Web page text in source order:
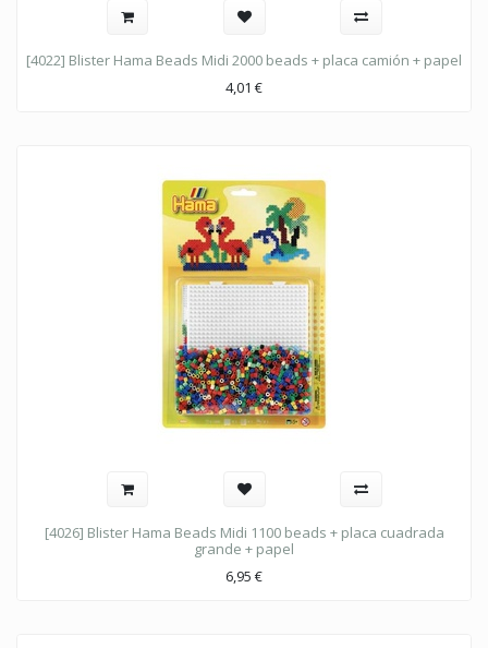
[4022] Blister Hama Beads Midi 2000 beads + placa camión + papel
4,01 €
[4026] Blister Hama Beads Midi 1100 beads + placa cuadrada
grande + papel
6,95 €